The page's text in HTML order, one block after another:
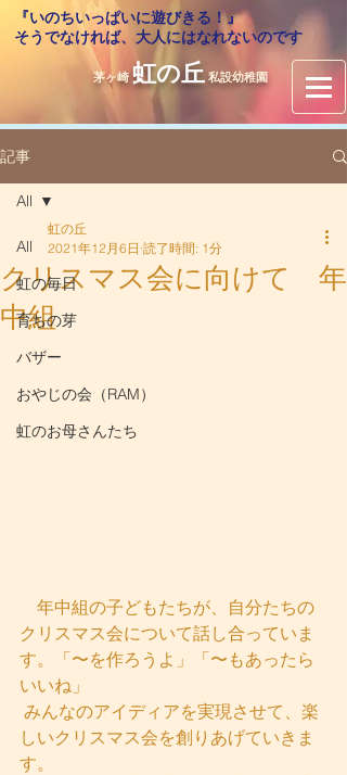
『いのちいっぱいに遊びきる！』
​そうでなければ、大人にはなれないのです
茅ヶ崎 虹の丘 私設幼稚園
記事
All
虹の毎日
育ちの芽
バザー
おやじの会（RAM）
虹のお母さんたち
All
クリスマス会に向けて 年
中組
虹の丘
2021年12月6日 読了時間: 1分
年中組の子どもたちが、自分たちの
クリスマス会について話し合っていま
す。「〜を作ろうよ」「〜もあったら
いいね」
しいクリスマス会を創りあげていきま
す。